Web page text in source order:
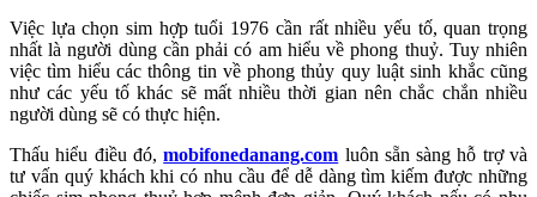
Việc lựa chọn sim hợp tuổi 1976 cần rất nhiều yếu tố, quan trọng
nhất là người dùng cần phải có am hiểu về phong thuỷ. Tuy nhiên
việc tìm hiểu các thông tin về phong thủy quy luật sinh khắc cũng
như các yếu tố khác sẽ mất nhiều thời gian nên chắc chắn nhiều
người dùng sẽ có thực hiện.
Thấu hiểu điều đó,mobifonedanang.com luôn sẵn sàng hỗ trợ và
tư vấn quý khách khi có nhu cầu để dễ dàng tìm kiếm được những